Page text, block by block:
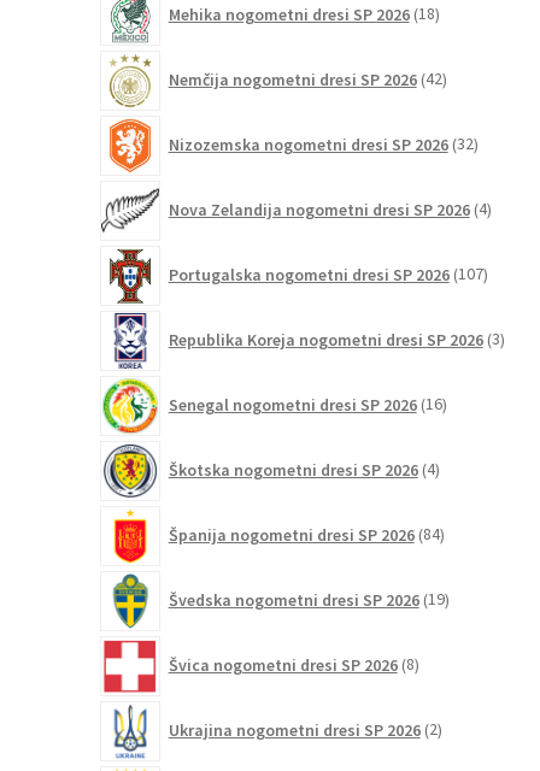
Mehika nogometni dresi SP 2026 18izdelkov
Nemčija nogometni dresi SP 2026 42izdelkov
Nizozemska nogometni dresi SP 2026 32izdelkov
Nova Zelandija nogometni dresi SP 2026 4izdelki
Portugalska nogometni dresi SP 2026 107
Republika Koreja nogometni dresi SP 2026 3
Senegal nogometni dresi SP 2026 16izdelkov
Škotska nogometni dresi SP 2026 4izdelki
Španija nogometni dresi SP 2026 84izdelkov
Švedska nogometni dresi SP 2026 19izdelkov
Švica nogometni dresi SP 2026 8izdelkov
Ukrajina nogometni dresi SP 2026 2izdelka